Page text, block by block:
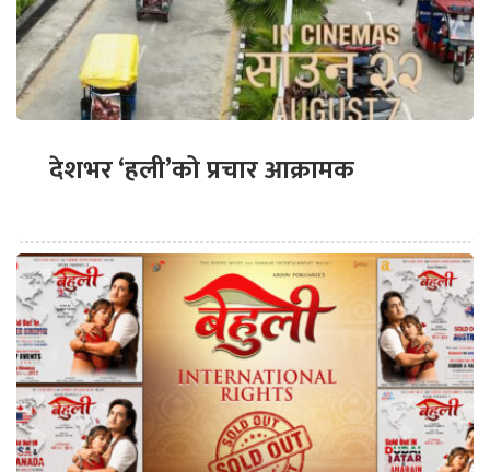
देशभर ‘हली’को प्रचार आक्रामक